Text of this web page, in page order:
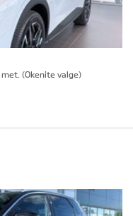
(Okenite valge)